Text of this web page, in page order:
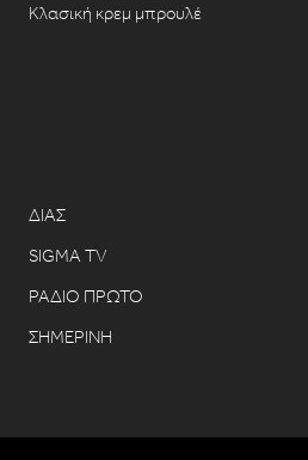
Κλασική κρεμ μπρουλέ
ΔΙΑΣ
SIGMA TV
ΡΑΔΙΟ ΠΡΩΤΟ
ΣΗΜΕΡΙΝΗ